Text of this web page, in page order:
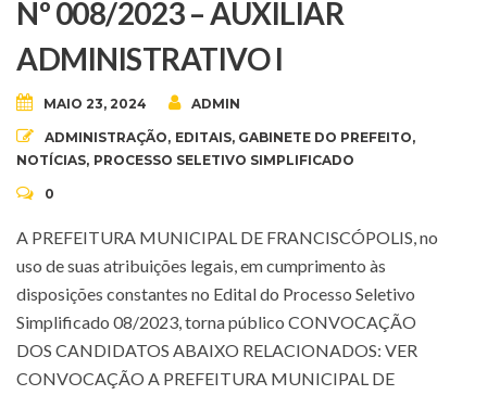
Nº 008/2023 – AUXILIAR
ADMINISTRATIVO I
MAIO 23, 2024 ADMIN
ADMINISTRAÇÃO, EDITAIS, GABINETE DO PREFEITO,
NOTÍCIAS, PROCESSO SELETIVO SIMPLIFICADO
0
A PREFEITURA MUNICIPAL DE FRANCISCÓPOLIS, no
uso de suas atribuições legais, em cumprimento às
disposições constantes no Edital do Processo Seletivo
Simplificado 08/2023, torna público CONVOCAÇÃO
DOS CANDIDATOS ABAIXO RELACIONADOS: VER
CONVOCAÇÃO A PREFEITURA MUNICIPAL DE